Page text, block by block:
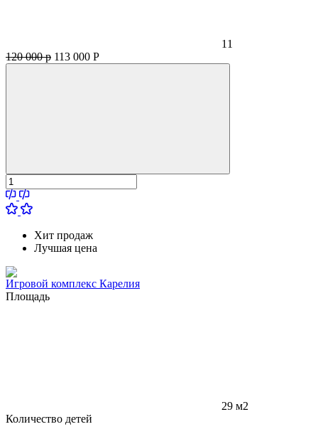
11
120 000 р 113 000 Р
Хит продаж
Лучшая цена
Игровой комплекс Карелия
Площадь
29 м2
Количество детей